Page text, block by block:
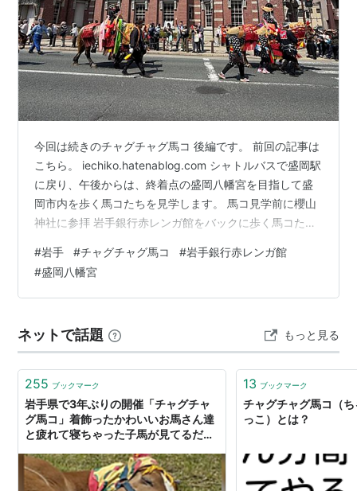
今回は続きのチャグチャグ馬コ 後編です。 前回の記事は
こちら。 iechiko.hatenablog.com シャトルバスで盛岡駅
に戻り、午後からは、終着点の盛岡八幡宮を目指して盛
岡市内を歩く馬コたちを見学します。 馬コ見学前に櫻山
神社に参拝 岩手銀行赤レンガ館をバックに歩く馬コたち
まけ 馬コ見学前に櫻山神社に参拝 盛岡市内での馬コたち
のスケジュールは、こんな感じ。 13:10頃：盛岡駅前を
通過 13:35頃：櫻山神社前を通過 13:55：盛岡八幡宮
で、混雑具合チェックと見やすそうな場所探…
#岩手 #チャグチャグ馬コ #岩手銀行赤レンガ館
#盛岡八幡宮
ネットで話題 もっと見る
255 ブックマーク
岩手県で3年ぶりの開催「チャグチャ
グ馬コ」着飾ったかわいいお馬さん達
と疲れて寝ちゃった子馬が見てるだけ
13 ブックマーク
チャグチャグ馬コ（
っこ）とは？